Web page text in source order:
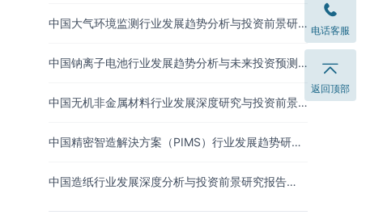
中国大气环境监测行业发展趋势分析与投资前景研
中国钠离子电池行业发展趋势分析与未来投资预测
中国无机非金属材料行业发展深度研究与投资前景
中国精密智造解決方案（PIMS）行业发展趋势研究
中国造纸行业发展深度分析与投资前景研究报告
电话客服
返回顶部